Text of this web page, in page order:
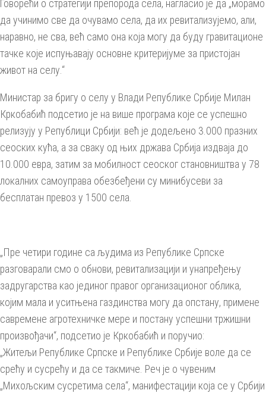
Говорећи о стратегији препорода села, нагласио је да „морамо
да учинимо све да очувамо села, да их ревитализујемо, али,
наравно, не сва, већ само она која могу да буду гравитационе
тачке које испуњавају основне критеријуме за пристојан
живот на селу.“
Министар за бригу о селу у Влади Републике Србије Милан
Кркобабић подсетио је на више програма које се успешно
релизују у Републици Србији: већ је додељено 3.000 празних
сеоских кућа, а за сваку од њих држава Србија издваја до
10.000 евра, затим за мобилност сеоског становништва у 78
локалних самоуправа обезбеђени су минибусеви за
бесплатан превоз у 1500 села.
„Пре четири године са људима из Републике Српске
разговарали смо о обнови, ревитализацији и унапређењу
задругарства као јединог правог организационог облика,
којим мала и уситњена газдинства могу да опстану, примене
савремене агротехничке мере и постану успешни тржишни
произвођачи“, подсетио је Кркобабић и поручио:
„Житељи Републике Српске и Републике Србије воле да се
срећу и сусрећу и да се такмиче. Реч је о чувеним
„Михољским сусретима села“, манифестацији која се у Србији